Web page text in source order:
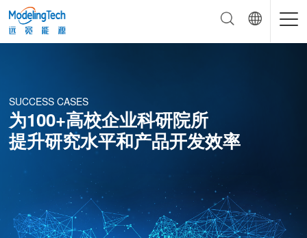
SUCCESS CASES
为100+高校企业科研院所
提升研究水平和产品开发效率